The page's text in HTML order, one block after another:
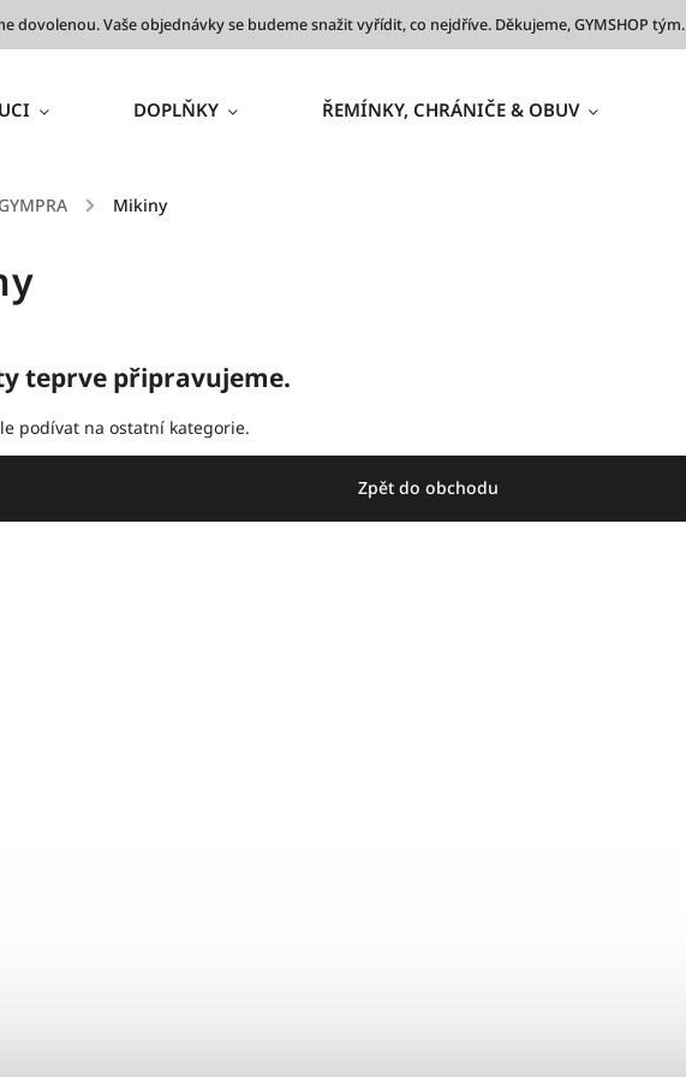
dovolenou. Vaše objednávky se budeme snažit vyřídit, co nejdříve. Děkujeme, GYMSHOP tým.
DOPLŇKY ŘEMÍNKY, CHRÁNIČE & OBUV
GYMPRA / Mikiny
teprve připravujeme.
podívat na ostatní kategorie.
Zpět do obchodu